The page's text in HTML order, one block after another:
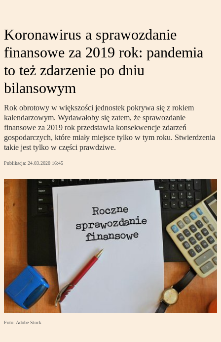
Koronawirus a sprawozdanie
finansowe za 2019 rok: pandemia
to też zdarzenie po dniu
bilansowym
Rok obrotowy w większości jednostek pokrywa się z rokiem
kalendarzowym. Wydawałoby się zatem, że sprawozdanie
finansowe za 2019 rok przedstawia konsekwencje zdarzeń
gospodarczych, które miały miejsce tylko w tym roku. Stwierdzenia
takie jest tylko w części prawdziwe.
Publikacja: 24.03.2020 16:45
Foto: Adobe Stock